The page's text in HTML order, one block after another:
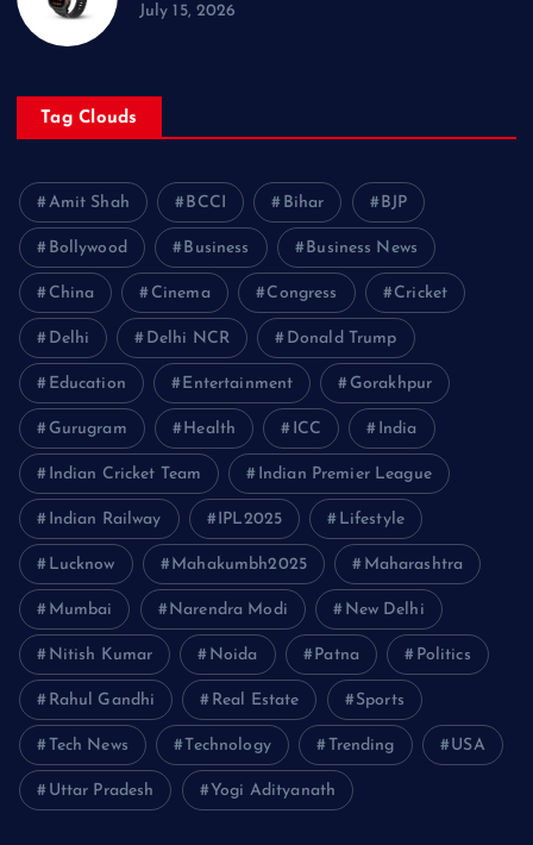
July 15, 2026
Tag Clouds
Amit Shah BCCI Bihar BJP
Bollywood Business Business News
China Cinema Congress Cricket
Delhi Delhi NCR Donald Trump
Education Entertainment Gorakhpur
Gurugram Health ICC India
Indian Cricket Team Indian Premier League
Indian Railway IPL2025 Lifestyle
Lucknow Mahakumbh2025 Maharashtra
Mumbai Narendra Modi New Delhi
Nitish Kumar Noida Patna Politics
Rahul Gandhi Real Estate Sports
Tech News Technology Trending USA
Uttar Pradesh Yogi Adityanath